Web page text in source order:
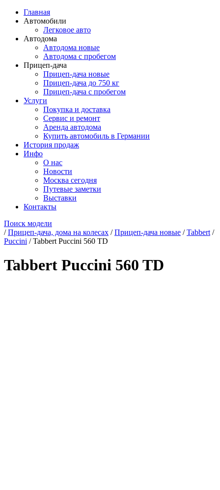
Главная
Автомобили
Легковое авто
Автодома
Автодома новые
Автодома с пробегом
Прицеп-дача
Прицеп-дача новые
Прицеп-дача до 750 кг
Прицеп-дача с пробегом
Услуги
Покупка и доставка
Сервис и ремонт
Аренда автодома
Купить автомобиль в Германии
История продаж
Инфо
О нас
Новости
Москва сегодня
Путевые заметки
Выставки
Контакты
Поиск модели
/Прицеп-дача, дома на колесах /Прицеп-дача новые /Tabbert /
Puccini /Tabbert Puccini 560 TD
Tabbert Puccini 560 TD